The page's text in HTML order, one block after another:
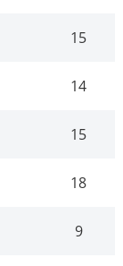
15
14
15
18
9